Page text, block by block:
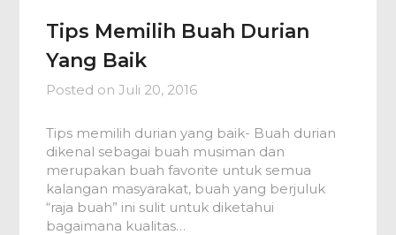
Tips Memilih Buah Durian
Yang Baik
Posted onJuli 20, 2016
Tips memilih durian yang baik- Buah durian
dikenal sebagai buah musiman dan
merupakan buah favorite untuk semua
kalangan masyarakat, buah yang berjuluk
“raja buah” ini sulit untuk diketahui
bagaimana kualitas…